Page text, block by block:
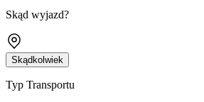
Skąd wyjazd?
Skądkolwiek
Typ Transportu